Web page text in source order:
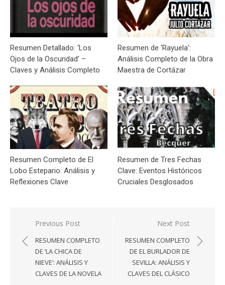
Resumen Detallado: ‘Los
Ojos de la Oscuridad’ –
Claves y Análisis Completo
Resumen de ‘Rayuela’:
Análisis Completo de la Obra
Maestra de Cortázar
Resumen Completo de El
Lobo Estepario: Análisis y
Reflexiones Clave
Resumen de Tres Fechas
Clave: Eventos Históricos
Cruciales Desglosados
Navegación
de
entradas
Previous Post
RESUMEN COMPLETO
DE ‘LA CHICA DE
NIEVE’: ANÁLISIS Y
CLAVES DE LA NOVELA
Next Post
RESUMEN COMPLETO
DE EL BURLADOR DE
SEVILLA: ANÁLISIS Y
CLAVES DEL CLÁSICO